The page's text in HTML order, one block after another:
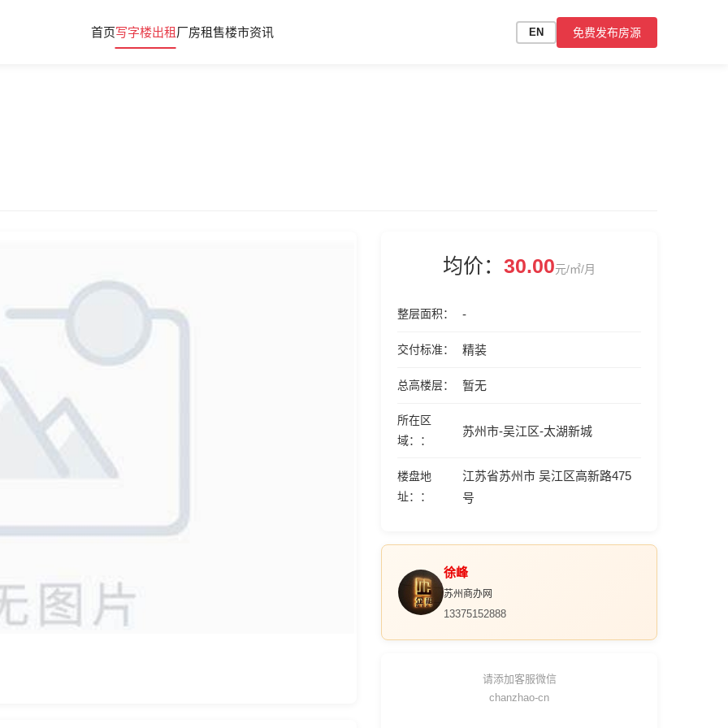
首页写字楼出租 厂房租售楼市资讯 EN 免费发布房源
均价： 30.00元/㎡/月
整层面积 -
交付标准 精装
总高楼层 暂无
所在区
域：
苏州市-吴江区-太湖新城
楼盘地
址：
江苏省苏州市 吴江区高新路475
号
徐峰
苏州商办网
13375152888
请添加客服微信
chanzhao-cn